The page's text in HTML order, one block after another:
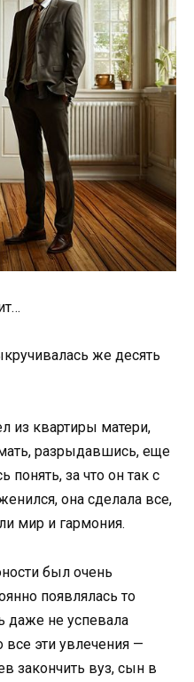
же десять
из квартиры матери,
разрыдавшись, еще
понять, за что он так с
она сделала все,
мир и гармония.
был очень
появлялась то
даже не успевала
все эти увлечения —
закончить вуз, сын в